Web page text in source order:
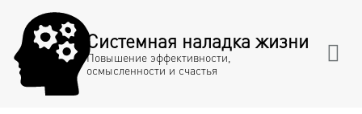
Системная наладка жизни
Повышение эффективности,
осмысленности и счастья